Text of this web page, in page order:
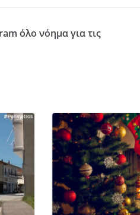
όλο νόημα για τις